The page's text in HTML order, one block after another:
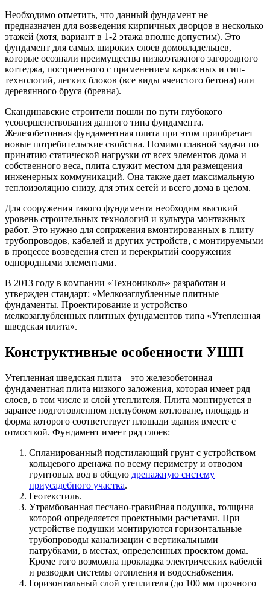
Необходимо отметить, что данный фундамент не
предназначен для возведения кирпичных дворцов в несколько
этажей (хотя, вариант в 1-2 этажа вполне допустим). Это
фундамент для самых широких слоев домовладельцев,
которые осознали преимущества низкоэтажного загородного
коттеджа, построенного с применением каркасных и сип-
технологий, легких блоков (все виды ячеистого бетона) или
деревянного бруса (бревна).
Скандинавские строители пошли по пути глубокого
усовершенствования данного типа фундамента.
Железобетонная фундаментная плита при этом приобретает
новые потребительские свойства. Помимо главной задачи по
принятию статической нагрузки от всех элементов дома и
собственного веса, плита служит местом для размещения
инженерных коммуникаций. Она также дает максимальную
теплоизоляцию снизу, для этих сетей и всего дома в целом.
Для сооружения такого фундамента необходим высокий
уровень строительных технологий и культура монтажных
работ. Это нужно для сопряжения вмонтированных в плиту
трубопроводов, кабелей и других устройств, с монтируемыми
в процессе возведения стен и перекрытий сооружения
однородными элементами.
В 2013 году в компании «Технониколь» разработан и
утвержден стандарт: «Мелкозаглубленные плитные
фундаменты. Проектирование и устройство
мелкозаглубленных плитных фундаментов типа «Утепленная
шведская плита».
Конструктивные особенности УШП
Утепленная шведская плита – это железобетонная
фундаментная плита низкого заложения, которая имеет ряд
слоев, в том числе и слой утеплителя. Плита монтируется в
заранее подготовленном неглубоком котловане, площадь и
форма которого соответствует площади здания вместе с
отмосткой. Фундамент имеет ряд слоев:
Спланированный подстилающий грунт с устройством
кольцевого дренажа по всему периметру и отводом
грунтовых вод в общую дренажную систему
приусадебного участка.
Геотекстиль.
Утрамбованная песчано-гравийная подушка, толщина
которой определяется проектными расчетами. При
устройстве подушки монтируются горизонтальные
трубопроводы канализации с вертикальными
патрубками, в местах, определенных проектом дома.
Кроме того возможна прокладка электрических кабелей
и разводки системы отопления и водоснабжения.
Горизонтальный слой утеплителя (до 100 мм прочного